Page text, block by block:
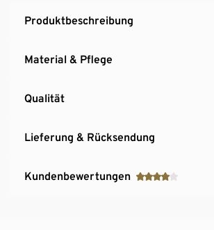
Gr. 38: Cups 80A, 75 – 80B, 75C
Gr. 40: Cups 85A, 80B, 75C
Produktbeschreibung
Material & Pflege
Qualität
Lieferung & Rücksendung
Kundenbewertungen